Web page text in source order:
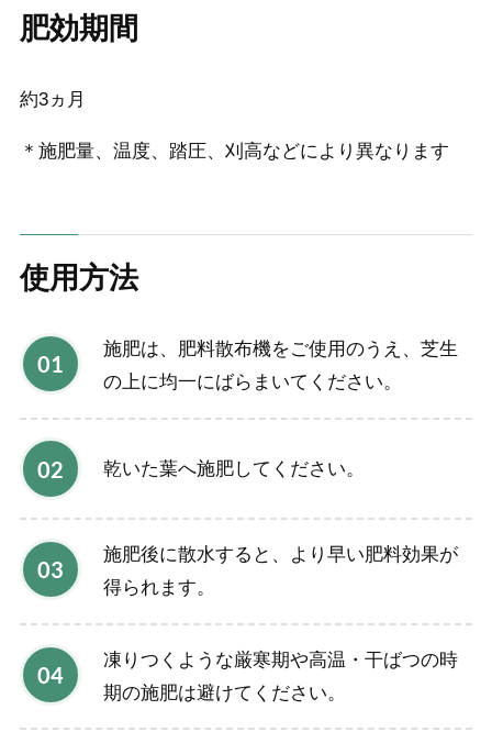
肥効期間
約3ヵ月
＊施肥量、温度、踏圧、刈高などにより異なります
使用方法
施肥は、肥料散布機をご使用のうえ、芝生
の上に均一にばらまいてください。
乾いた葉へ施肥してください。
施肥後に散水すると、より早い肥料効果が
得られます。
凍りつくような厳寒期や高温・干ばつの時
期の施肥は避けてください。